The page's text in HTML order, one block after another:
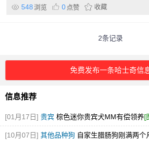
548 浏览 0 点赞 收藏
2条记录
免费发布一条哈士奇信
信息推荐
[01月17日] 贵宾 棕色迷你贵宾犬MM有偿领养[
[10月07日] 其他品种狗 自家生腊肠狗刚满两个